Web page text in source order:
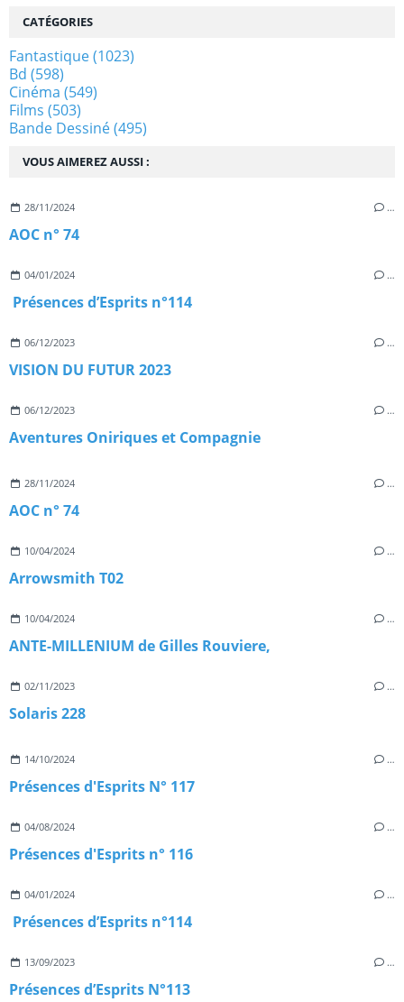
VOUS AIMEREZ AUSSI :
28/11/2024 …
AOC n° 74
04/01/2024 …
Présences d’Esprits n°114
06/12/2023 …
VISION DU FUTUR 2023
06/12/2023 …
Aventures Oniriques et Compagnie
28/11/2024 …
AOC n° 74
10/04/2024 …
Arrowsmith T02
10/04/2024 …
ANTE-MILLENIUM de Gilles Rouviere,
02/11/2023 …
Solaris 228
14/10/2024 …
Présences d'Esprits N° 117
04/08/2024 …
Présences d'Esprits n° 116
04/01/2024 …
Présences d’Esprits n°114
13/09/2023 …
Présences d’Esprits N°113
CATÉGORIES
Fantastique(1023)
Bd (598)
Cinéma (549)
Films (503)
Bande Dessiné(495)